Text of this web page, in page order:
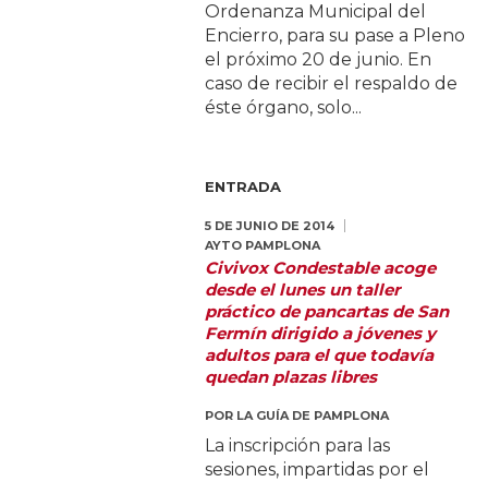
Ordenanza Municipal del
Encierro, para su pase a Pleno
el próximo 20 de junio. En
caso de recibir el respaldo de
éste órgano, solo...
ENTRADA
5 DE JUNIO DE 2014
AYTO PAMPLONA
Civivox Condestable acoge
desde el lunes un taller
práctico de pancartas de San
Fermín dirigido a jóvenes y
adultos para el que todavía
quedan plazas libres
POR LA GUÍA DE PAMPLONA
La inscripción para las
sesiones, impartidas por el